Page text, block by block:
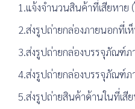
1.แจ้งจำนวนสินค้าที่เสียหาย
2.ส่งรูปถ่ายกล่องภายนอกที่เ
3.ส่งรูปถ่ายกล่องบรรจุภัณฑ์ภ
4.ส่งรูปถ่ายกล่องบรรจุภัณฑ์
5.ส่งรูปถ่ายสินค้าด้านในที่เ